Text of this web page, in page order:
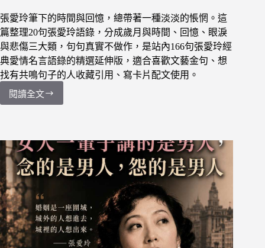
張愛玲筆下的時間與回憶，總帶著一種淡淡的悵惘。這
篇整理20句張愛玲語錄，分成歲月與時間、回憶、眼淚
與悲傷三大類，句句真實不做作，是站內166句張愛玲經
典愛情名言語錄的精選延伸版，適合喜歡文藝金句、想
找有共鳴句子的人收藏引用、寫卡片配文使用。
閱讀全文
【張
錄】
20
句
月
與
回
憶：